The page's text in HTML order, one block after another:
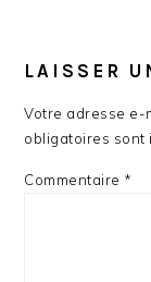
LAISSER
Votre adresse e-
obligatoires sont
Commentaire *